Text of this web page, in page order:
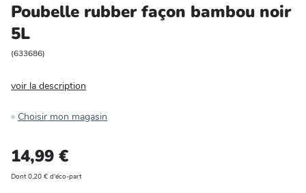
Bricolage et auto
Jardin et plein air
Poubelle rubber façon bambou noir
5L
(633686)
voir la description
Choisir mon magasin
14,99 €
Dont 0,20 € d'éco-part